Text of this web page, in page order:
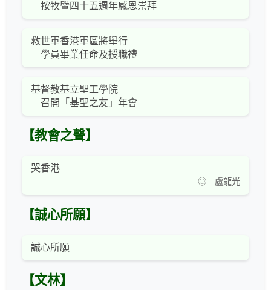
按牧暨四十五週年感恩崇拜
救世軍香港軍區將舉行
學員畢業任命及授職禮
基督教基立聖工學院
召開「基聖之友」年會
【教會之聲】
哭香港
◎ 盧龍光
【誠心所願】
誠心所願
【文林】